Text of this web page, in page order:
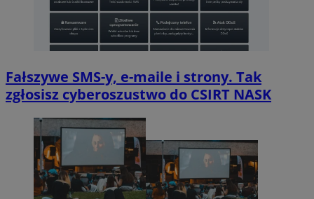
Fałszywe SMS-y, e-maile i strony. Tak
zgłosisz cyberoszustwo do CSIRT NASK